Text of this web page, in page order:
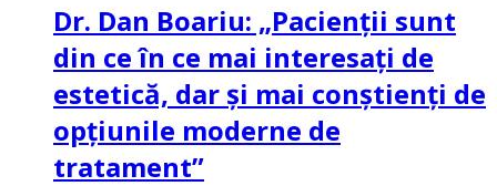
Dr. Dan Boariu: „Pacienții sunt
din ce în ce mai interesați de
estetică, dar și mai conștienți de
opțiunile moderne de
tratament”